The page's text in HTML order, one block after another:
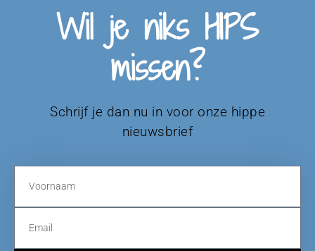
Wil je niks HIPS
missen?
Schrijf je dan nu in voor onze hippe
nieuwsbrief